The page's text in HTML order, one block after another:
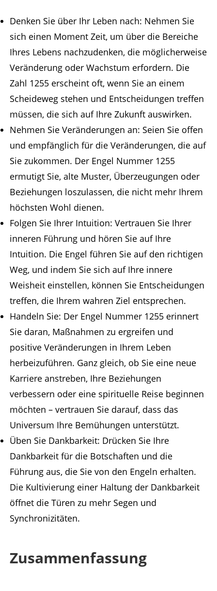
Denken Sie über Ihr Leben nach: Nehmen Sie
sich einen Moment Zeit, um über die Bereiche
Ihres Lebens nachzudenken, die möglicherweise
Veränderung oder Wachstum erfordern. Die
Zahl 1255 erscheint oft, wenn Sie an einem
Scheideweg stehen und Entscheidungen treffen
müssen, die sich auf Ihre Zukunft auswirken.
Nehmen Sie Veränderungen an: Seien Sie offen
und empfänglich für die Veränderungen, die auf
Sie zukommen. Der Engel Nummer 1255
ermutigt Sie, alte Muster, Überzeugungen oder
Beziehungen loszulassen, die nicht mehr Ihrem
höchsten Wohl dienen.
Folgen Sie Ihrer Intuition: Vertrauen Sie Ihrer
inneren Führung und hören Sie auf Ihre
Intuition. Die Engel führen Sie auf den richtigen
Weg, und indem Sie sich auf Ihre innere
Weisheit einstellen, können Sie Entscheidungen
treffen, die Ihrem wahren Ziel entsprechen.
Handeln Sie: Der Engel Nummer 1255 erinnert
Sie daran, Maßnahmen zu ergreifen und
positive Veränderungen in Ihrem Leben
herbeizuführen. Ganz gleich, ob Sie eine neue
Karriere anstreben, Ihre Beziehungen
verbessern oder eine spirituelle Reise beginnen
möchten – vertrauen Sie darauf, dass das
Universum Ihre Bemühungen unterstützt.
Üben Sie Dankbarkeit: Drücken Sie Ihre
Dankbarkeit für die Botschaften und die
Führung aus, die Sie von den Engeln erhalten.
Die Kultivierung einer Haltung der Dankbarkeit
öffnet die Türen zu mehr Segen und
Synchronizitäten.
Zusammenfassung